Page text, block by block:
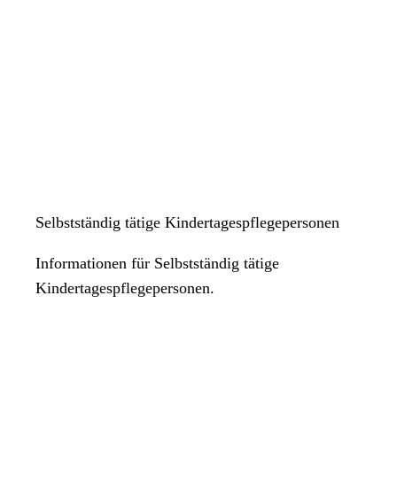
Selbstständig tätige Kindertagespflegepersonen
Informationen für Selbstständig tätige
Kindertagespflegepersonen.